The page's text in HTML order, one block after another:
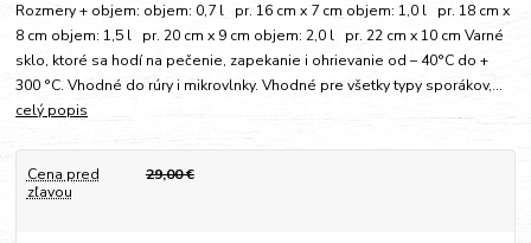
Rozmery + objem: objem: 0,7 l pr. 16 cm x 7 cm objem: 1,0 l pr. 18 cm x
8 cm objem: 1,5 l pr. 20 cm x 9 cm objem: 2,0 l pr. 22 cm x 10 cm Varné
sklo, ktoré sa hodí na pečenie, zapekanie i ohrievanie od – 40°C do +
300 °C. Vhodné do rúry i mikrovlnky. Vhodné pre všetky typy sporákov,...
celý popis
Cena pred
zľavou
29,00 €